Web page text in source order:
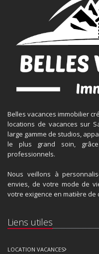
Belles vacances immobilier
locations de vacances sur
large gamme de studios,
le plus grand soin,
professionnels.
Nous veillons à
envies, de votre mode de
votre exigence en matière de
Liens utiles
LOCATION VACANCES